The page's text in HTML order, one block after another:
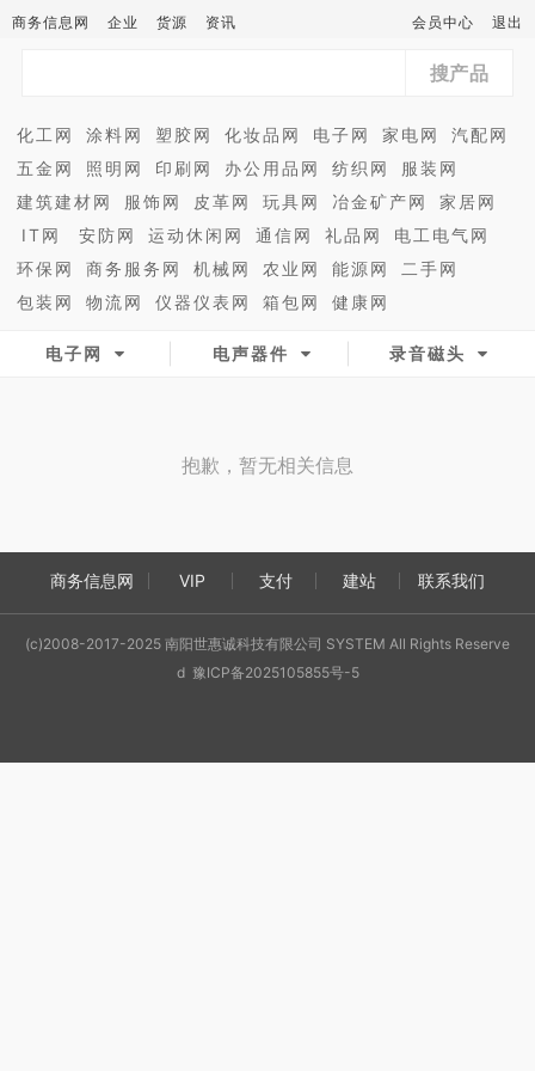
商务信息网 企业 货源 资讯 会员中心 退出
搜产品
化工网 涂料网 塑胶网 化妆品网 电子网 家电网
汽配网
五金网
照明网 印刷网 办公用品网 纺织网
服装网
建筑建材网
服饰网 皮革网 玩具网 冶金矿产网
家居网
IT网
安防网 运动休闲网 通信网 礼品网
电工电气网
环保网
商务服务网 机械网 农业网 能源网
二手网
包装网
物流网 仪器仪表网 箱包网 健康网
电子网 电声器件 录音磁头
抱歉，暂无相关信息
商务信息网 VIP 支付 建站 联系我们
(c)2008-2017-2025 南阳世惠诚科技有限公司 SYSTEM All Rights Reserve
d 豫ICP备2025105855号-5